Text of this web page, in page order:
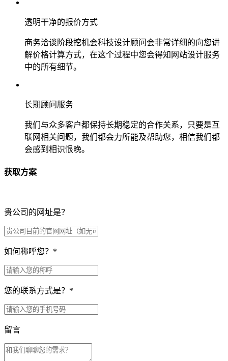
透明干净的报价方式
商务洽谈阶段挖机会科技设计顾问会非常详细的向您讲
解价格计算方式，在这个过程中您会得知网站设计服务
中的所有细节。
长期顾问服务
我们与众多客户都保持长期稳定的合作关系，只要是互
联网相关问题，我们都会力所能及帮助您，相信我们都
会感到相识恨晚。
获取方案
贵公司的网址是？
如何称呼您？ *
您的联系方式是？ *
留言